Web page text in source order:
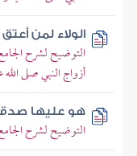
الولاء لمن أعتق
التوضيح لشرح
أزواج النبي صلى
هو عليها
التوضيح لشرح